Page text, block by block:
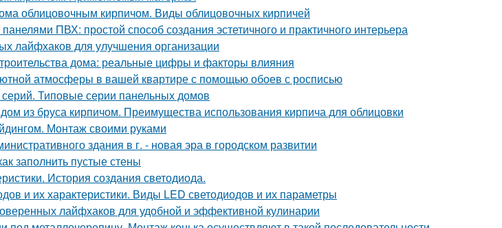
облицовочным кирпичом. Виды облицовочных кирпичей
ПВХ: простой способ создания эстетичного и практичного интерьера
лайфхаков для улучшения организации
дома: реальные цифры и факторы влияния
атмосферы в вашей квартире с помощью обоев с росписью
Типовые серии панельных домов
из бруса кирпичом. Преимущества использования кирпича для облицовки
Монтаж своими руками
здания в г. - новая эра в городском развитии
заполнить пустые стены
История создания светодиода.
и их характеристики. Виды LED светодиодов и их параметры
лайфхаков для удобной и эффективной кулинарии